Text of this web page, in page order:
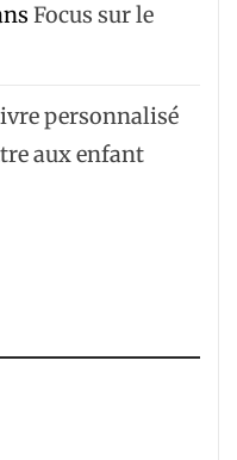
Focus sur le
personnalisé
aux enfant